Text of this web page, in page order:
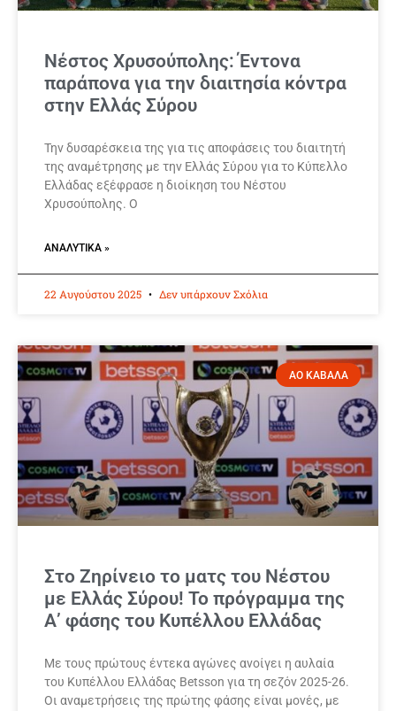
Νέστος Χρυσούπολης: Έντονα
παράπονα για την διαιτησία κόντρα
στην Ελλάς Σύρου
Την δυσαρέσκεια της για τις αποφάσεις του διαιτητή
της αναμέτρησης με την Ελλάς Σύρου για το Κύπελλο
Ελλάδας εξέφρασε η διοίκηση του Νέστου
Χρυσούπολης. Ο
ΑΝΑΛΥΤΙΚΆ »
22 Αυγούστου 2025 Δεν υπάρχουν Σχόλια
ΑΟ ΚΑΒΑΛΑ
Στο Ζηρίνειο το ματς του Νέστου
με Ελλάς Σύρου! Το πρόγραμμα της
Α’ φάσης του Κυπέλλου Ελλάδας
Με τους πρώτους έντεκα αγώνες ανοίγει η αυλαία
του Κυπέλλου Ελλάδας Betsson για τη σεζόν 2025-26.
Οι αναμετρήσεις της πρώτης φάσης είναι μονές, με